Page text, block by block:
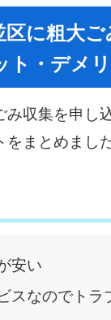
区に粗大
ト・デメ
み収集を申し
まとめました
安い
スなのでトラ